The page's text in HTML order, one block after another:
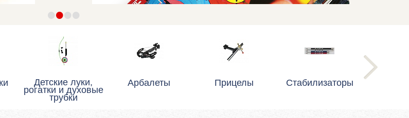
••••
Детские луки,
рогатки и духовые
трубки
Арбалеты Прицелы Стабилизаторы